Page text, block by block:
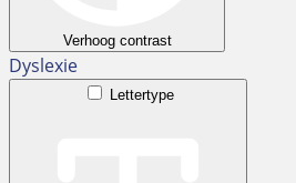
Verhoog contrast
Dyslexie
Lettertype